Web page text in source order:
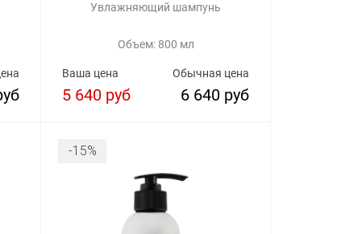
Увлажняющий шампунь
Объем: 800 мл
Обычная цена
6 640 руб
Ваша цена
5 640 руб
-15%